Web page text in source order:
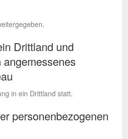
Drittland und
in ein Drittland statt.
personenbezogenen